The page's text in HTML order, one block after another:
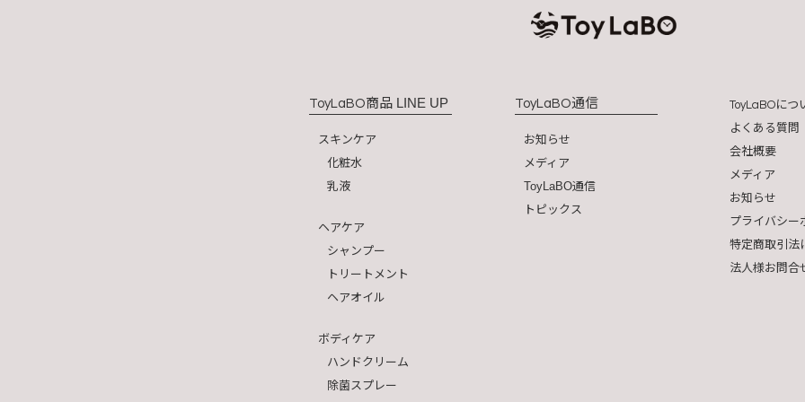
ToyLaBO商品 LINE UP
スキンケア
化粧水
乳液
ヘアケア
シャンプー
トリートメント
ヘアオイル
ボディケア
ハンドクリーム
除菌スプレー
ToyLaBO通信
お知らせ
メディア
ToyLaBO通信
トピックス
ToyLaBOにつ
よくある質問
会社概要
メディア
お知らせ
プライバシー
特定商取引法
法人様お問合